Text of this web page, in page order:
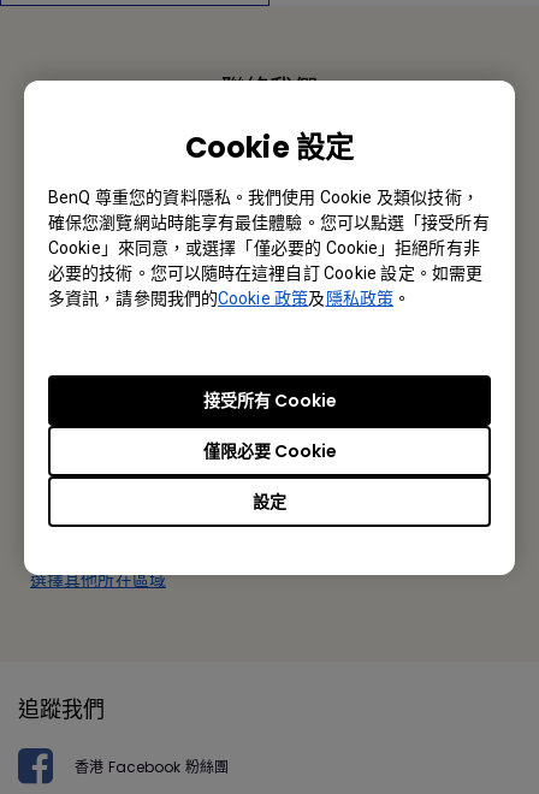
Cookie 設定
BenQ 尊重您的資料隱私。我們使用 Cookie 及類似技術，
確保您瀏覽網站時能享有最佳體驗。您可以點選「接受所有
Cookie」來同意，或選擇「僅必要的 Cookie」拒絕所有非
必要的技術。您可以隨時在這裡自訂 Cookie 設定。如需更
多資訊，請參閱我們的Cookie 政策及隱私政策。
設定
僅限必要 Cookie
接受所有 Cookie
聯絡我們
報價採購 · 技術諮詢 · 售後服務
聯絡我們
香港九龍荔枝角長沙灣道777-779號天安工業大廈10樓A-2室
Tel: +852-2330-6760
Fax: +852-2330-6353
選擇其他所在區域
追蹤我們
香港 Facebook 粉絲團